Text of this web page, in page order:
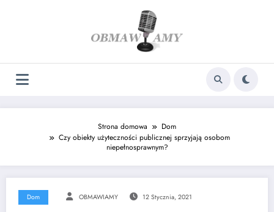
Strona domowa
Dom
Czy obiekty użyteczności publicznej sprzyjają osobom
niepełnosprawnym?
Dom OBMAWIAMY 12 Stycznia, 2021